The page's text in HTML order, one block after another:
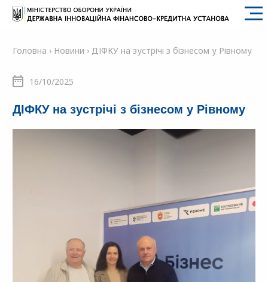
SFII
Головна › Новини › ДІФКУ на зустрічі з бізнесом у Рівному
16/10/2025
ДІФКУ на зустрічі з бізнесом у Рівному